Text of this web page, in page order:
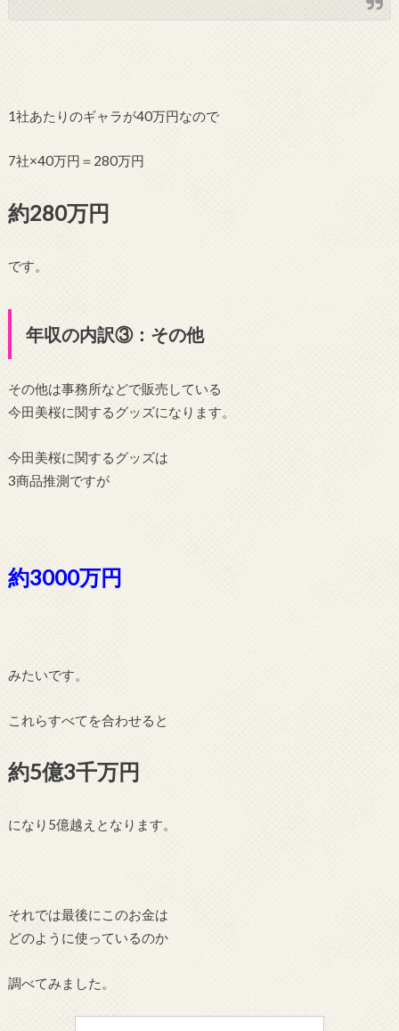
1社あたりのギャラが40万円なので
7社×40万円＝280万円
約280万円
です。
年収の内訳③：その他
その他は事務所などで販売している
今田美桜に関するグッズになります。
今田美桜に関するグッズは
3商品推測ですが
約3000万円
みたいです。
これらすべてを合わせると
約5億3千万円
になり5億越えとなります。
それでは最後にこのお金は
どのように使っているのか
調べてみました。